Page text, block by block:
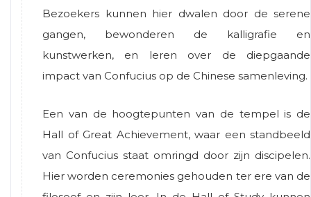
Bezoekers kunnen hier dwalen door de serene
gangen, bewonderen de kalligrafie en
kunstwerken, en leren over de diepgaande
impact van Confucius op de Chinese samenleving.
Een van de hoogtepunten van de tempel is de
Hall of Great Achievement, waar een standbeeld
van Confucius staat omringd door zijn discipelen.
Hier worden ceremonies gehouden ter ere van de